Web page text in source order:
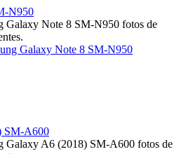
N950
Galaxy Note 8 SM-N950 fotos de
Galaxy Note 8 SM-N950
SM-A600
Galaxy A6 (2018) SM-A600 fotos de